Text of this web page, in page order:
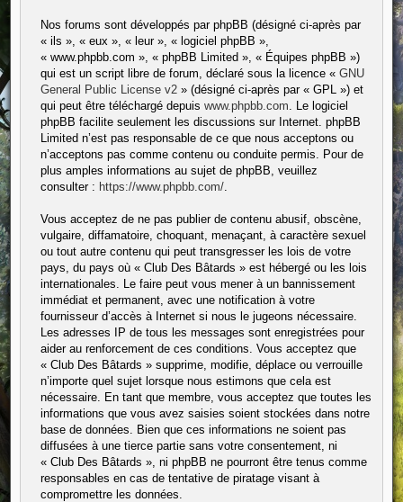
Nos forums sont développés par phpBB (désigné ci-après par
« ils », « eux », « leur », « logiciel phpBB »,
« www.phpbb.com », « phpBB Limited », « Équipes phpBB »)
qui est un script libre de forum, déclaré sous la licence « GNU
General Public License v2» (désigné ci-après par « GPL ») et
qui peut être téléchargé depuis www.phpbb.com . Le logiciel
phpBB facilite seulement les discussions sur Internet. phpBB
Limited n’est pas responsable de ce que nous acceptons ou
n’acceptons pas comme contenu ou conduite permis. Pour de
plus amples informations au sujet de phpBB, veuillez
consulter : https://www.phpbb.com/.
Vous acceptez de ne pas publier de contenu abusif, obscène,
vulgaire, diffamatoire, choquant, menaçant, à caractère sexuel
ou tout autre contenu qui peut transgresser les lois de votre
pays, du pays où « Club Des Bâtards » est hébergé ou les lois
internationales. Le faire peut vous mener à un bannissement
immédiat et permanent, avec une notification à votre
fournisseur d’accès à Internet si nous le jugeons nécessaire.
Les adresses IP de tous les messages sont enregistrées pour
aider au renforcement de ces conditions. Vous acceptez que
« Club Des Bâtards » supprime, modifie, déplace ou verrouille
n’importe quel sujet lorsque nous estimons que cela est
nécessaire. En tant que membre, vous acceptez que toutes les
informations que vous avez saisies soient stockées dans notre
base de données. Bien que ces informations ne soient pas
diffusées à une tierce partie sans votre consentement, ni
« Club Des Bâtards », ni phpBB ne pourront être tenus comme
responsables en cas de tentative de piratage visant à
compromettre les données.